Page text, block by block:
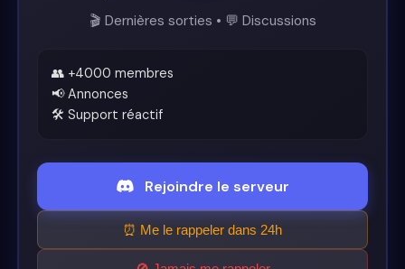
Cinéflix
Support
Conditions d'utilisation
🎬 Dernières sorties • 💬 Discussions
👥 +4000 membres
📢 Annonces
🛠️ Support réactif
Rejoindre le serveur
⏰ Me le rappeler dans 24h